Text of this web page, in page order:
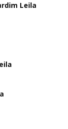
Leila